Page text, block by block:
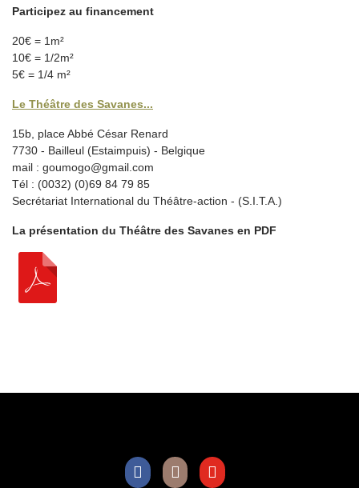
Participez au financement
20€ = 1m²
10€ = 1/2m²
5€ = 1/4 m²
Le Théâtre des Savanes...
15b, place Abbé César Renard
7730 - Bailleul (Estaimpuis) - Belgique
mail : goumogo@gmail.com
Tél : (0032) (0)69 84 79 85
Secrétariat International du Théâtre-action - (S.I.T.A.)
La présentation du Théâtre des Savanes en PDF